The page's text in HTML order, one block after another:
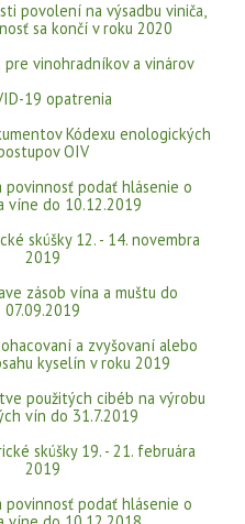
povolení na výsadbu viniča,
sa končí v roku 2020
vinohradníkov a vinárov
19 opatrenia
Kódexu enologických
OIV
povinnosť podať hlásenie o
víne do 10.12.2019
skúšky 12. - 14. novembra
2019
zásob vína a muštu do
07.09.2019
a zvyšovaní alebo
kyselín v roku 2019
použitých cibéb na výrobu
vín do 31.7.2019
skúšky 19. - 21. februára
2019
povinnosť podať hlásenie o